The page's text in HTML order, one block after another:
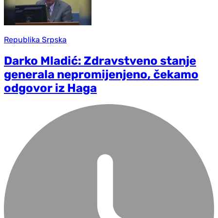
Republika Srpska
Darko Mladić: Zdravstveno stanje
generala nepromijenjeno, čekamo
odgovor iz Haga